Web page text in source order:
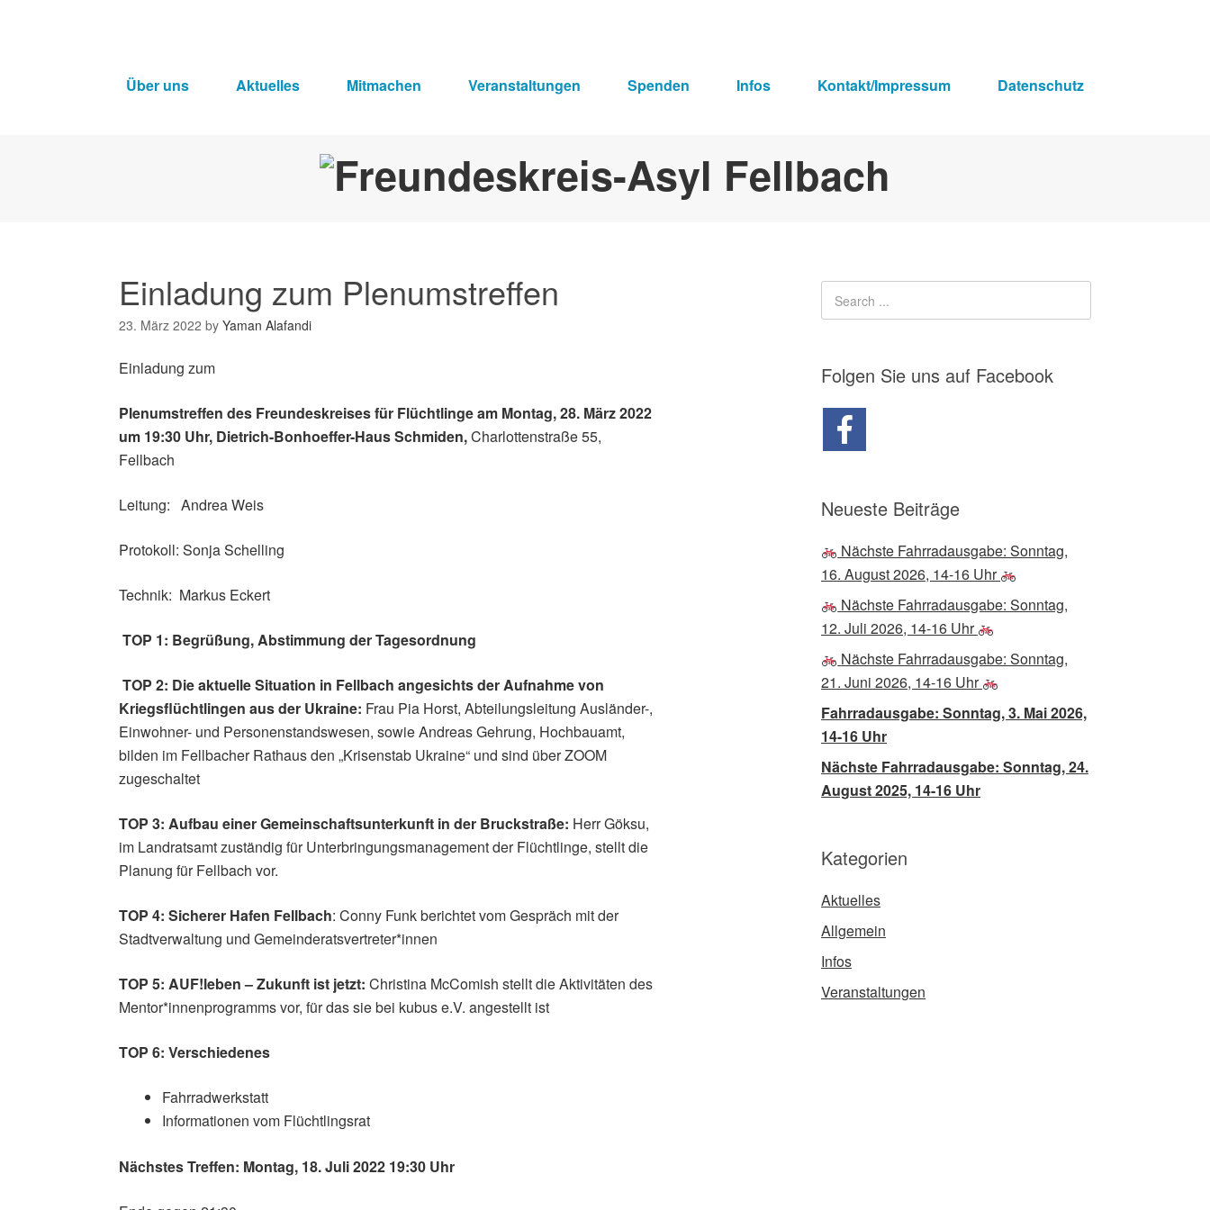
Über uns Aktuelles Mitmachen Veranstaltungen Spenden Infos Kontakt/Impressum Datenschutz
Einladung zum Plenumstreffen
23. März 2022 by Yaman Alafandi
Einladung zum
Plenumstreffen des Freundeskreises für Flüchtlinge am Montag, 28. März 2022
um 19:30 Uhr, Dietrich-Bonhoeffer-Haus Schmiden,Charlottenstraße 55,
Fellbach
Leitung: Andrea Weis
Protokoll: Sonja Schelling
Technik: Markus Eckert
TOP 1: Begrüßung, Abstimmung der Tagesordnung
TOP 2: Die aktuelle Situation in Fellbach angesichts der Aufnahme von
Kriegsflüchtlingen aus der Ukraine: Frau Pia Horst, Abteilungsleitung Ausländer-,
Einwohner- und Personenstandswesen, sowie Andreas Gehrung, Hochbauamt,
bilden im Fellbacher Rathaus den „Krisenstab Ukraine“ und sind über ZOOM
zugeschaltet
TOP 3: Aufbau einer Gemeinschaftsunterkunft in der Bruckstraße: Herr Göksu,
im Landratsamt zuständig für Unterbringungsmanagement der Flüchtlinge, stellt die
Planung für Fellbach vor.
TOP 4: Sicherer Hafen Fellbach: Conny Funk berichtet vom Gespräch mit der
Stadtverwaltung und Gemeinderatsvertreter*innen
TOP 5: AUF!leben – Zukunft ist jetzt: Christina McComish stellt die Aktivitäten des
Mentor*innenprogramms vor, für das sie bei kubus e.V. angestellt ist
TOP 6: Verschiedenes
Fahrradwerkstatt
Informationen vom Flüchtlingsrat
Nächstes Treffen: Montag, 18. Juli 2022 19:30 Uhr
Folgen Sie uns auf Facebook
Neueste Beiträge
Nächste Fahrradausgabe: Sonntag,
16. August 2026, 14-16 Uhr
Nächste Fahrradausgabe: Sonntag,
12. Juli 2026, 14-16 Uhr
Nächste Fahrradausgabe: Sonntag,
21. Juni 2026, 14-16 Uhr
Fahrradausgabe: Sonntag, 3. Mai 2026,
14-16 Uhr
Nächste Fahrradausgabe: Sonntag, 24.
August 2025, 14-16 Uhr
Kategorien
Aktuelles
Allgemein
Infos
Veranstaltungen